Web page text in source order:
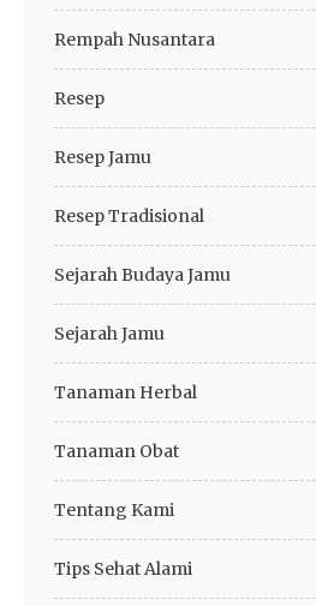
Rempah Nusantara
Resep
Resep Jamu
Resep Tradisional
Sejarah Budaya Jamu
Sejarah Jamu
Tanaman Herbal
Tanaman Obat
Tentang Kami
Tips Sehat Alami